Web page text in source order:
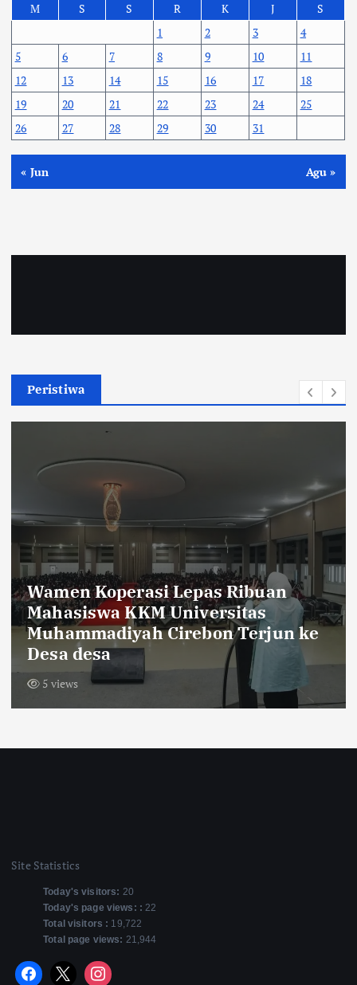
M
S S R K J
S
1
2 3
4
5
6 7 8 9 10
11
12
13 14 15 16 17
18
19
20 21 22 23 24
25
26
27 28 29 30 31
« Jun Agu »
Peristiwa
Sambut HUT RI ke-81,Warga Dusun
Krajan Tengah Pasang Bendera
Merah Putih Sepanjang 600 Meter
11 views
Site Statistics
Today's visitors: 20
Today's page views: :22
Total visitors : 19,722
Total page views: 21,944